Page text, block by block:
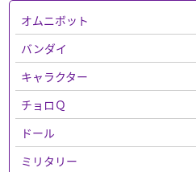
オムニボット
バンダイ
キャラクター
チョロＱ
ドール
ミリタリー